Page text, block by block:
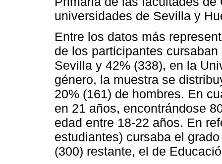
universidades de Sevilla y
Entre los datos más
de los participantes
Sevilla y 42% (338), en la
género, la muestra se
20% (161) de hombres. En
en 21 años, encontrándose
edad entre 18-22 años. En
estudiantes) cursaba el
(300) restante, el de